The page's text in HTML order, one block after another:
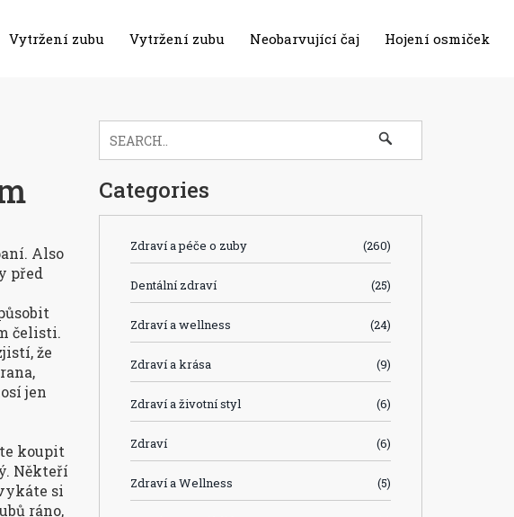
Vytržení zubu Vytržení zubu Neobarvující čaj Hojení osmiček
. Also
před
čelisti.
že
jen
koupit
Někteří
si
ráno,
Categories
Zdraví a péče o zuby (260)
Dentální zdraví (25)
Zdraví a wellness (24)
Zdraví a krása (9)
Zdraví a životní styl (6)
Zdraví (6)
Zdraví a Wellness (5)